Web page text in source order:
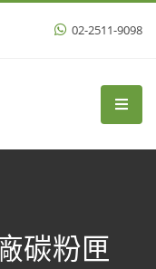
02-2511-9098
碳粉匣